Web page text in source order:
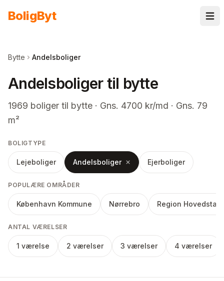
BoligByt
Bytte Andelsboliger
Andelsboliger til bytte
1969 boliger til bytte · Gns. 4700 kr/md · Gns. 79
m²
BOLIGTYPE
Lejeboliger Andelsboliger Ejerboliger
POPULÆRE OMRÅDER
København Kommune Nørrebro Region
ANTAL VÆRELSER
1 værelse 2 værelser 3 værelser 4 værelser